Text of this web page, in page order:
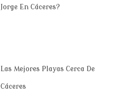
Jorge En Cáceres?
Las Mejores Playas Cerca De
Cáceres